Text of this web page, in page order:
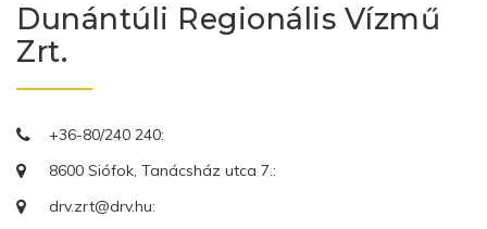
Dunántúli Regionális Vízmű
Zrt.
+36-80/240 240:
8600 Siófok, Tanácsház utca 7.:
drv.zrt@drv.hu: